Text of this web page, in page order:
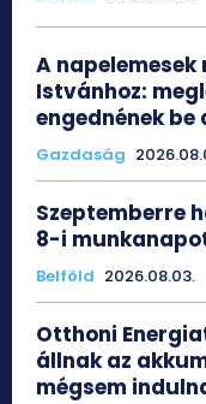
A
Istvánhoz:
engednének be
Gazdaság
Szeptemberre
8-i
Belföld 2026.08.03.
Otthoni
állnak az
mégsem